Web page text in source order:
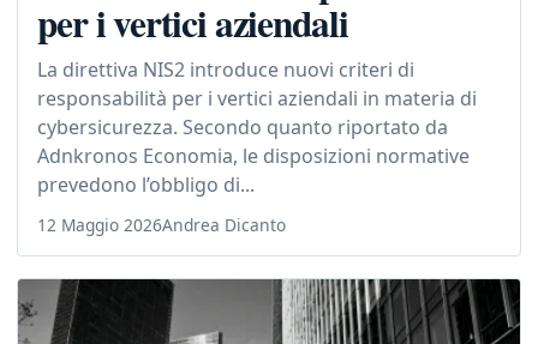
per i vertici aziendali
La direttiva NIS2 introduce nuovi criteri di
responsabilità per i vertici aziendali in materia di
cybersicurezza. Secondo quanto riportato da
Adnkronos Economia, le disposizioni normative
prevedono l’obbligo di...
12 Maggio 2026Andrea Dicanto